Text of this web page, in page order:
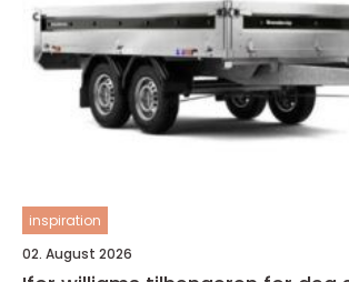
inspiration
02. August 2026